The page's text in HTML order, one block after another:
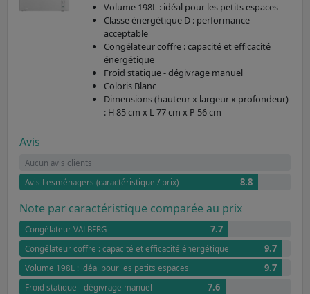
Volume 198L : idéal pour les petits espaces
Classe énergétique D : performance
acceptable
Congélateur coffre : capacité et efficacité
énergétique
Froid statique - dégivrage manuel
Coloris Blanc
Dimensions (hauteur x largeur x profondeur)
: H 85 cm x L 77 cm x P 56 cm
Avis
Aucun avis clients
Avis Lesménagers (caractéristique / prix)
8.8
Note par caractéristique comparée au prix
Congélateur VALBERG 7.7
Congélateur coffre : capacité et efficacité énergétique 9.7
Volume 198L : idéal pour les petits espaces 9.7
Froid statique - dégivrage manuel 7.6